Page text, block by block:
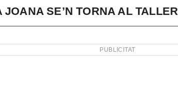
JOANA SE’N TORNA AL TALLER
PUBLICITAT